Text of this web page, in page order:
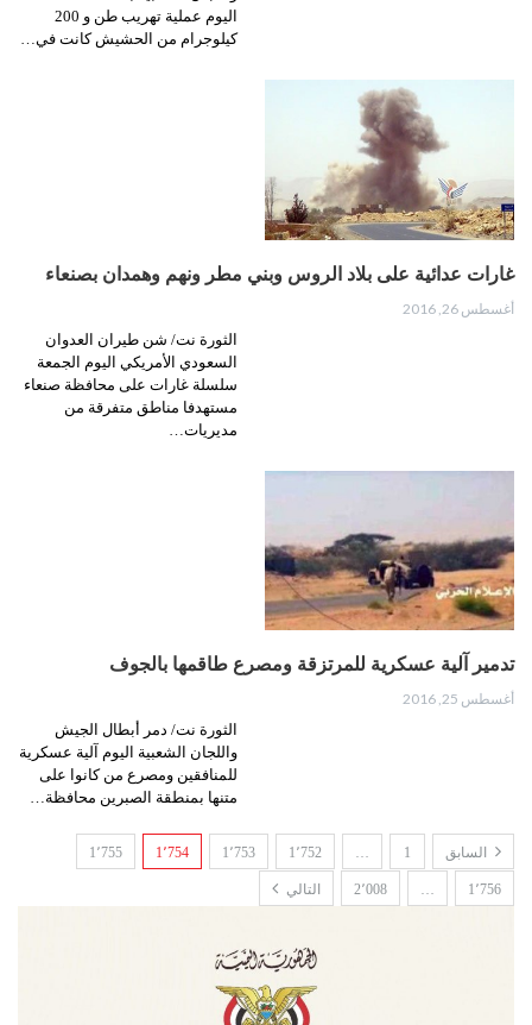
اليوم عملية تهريب طن و 200
كيلوجرام من الحشيش كانت في…
غارات عدائية على بلاد الروس وبني مطر ونهم وهمدان بصنعاء
أغسطس 26, 2016
الثورة نت/ شن طيران العدوان
السعودي الأمريكي اليوم الجمعة
سلسلة غارات على محافظة صنعاء
مستهدفا مناطق متفرقة من
مديريات…
تدمير آلية عسكرية للمرتزقة ومصرع طاقمها بالجوف
أغسطس 25, 2016
الثورة نت/ دمر أبطال الجيش
واللجان الشعبية اليوم آلية عسكرية
للمنافقين ومصرع من كانوا على
متنها بمنطقة الصبرين محافظة…
السابق 1
… 1٬752 1٬753 1٬754 1٬755
1٬756 … 2٬008 التالي